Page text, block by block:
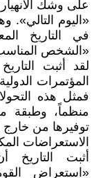
على وشك
«اليوم التالي».
في التاريخ
«الشخص
لقد أثبت
المؤتمرات
فمثل هذه
منظماً، وطبقة
توفيرها من
الاستعراضات
أثبت التاريخ
«استعراض